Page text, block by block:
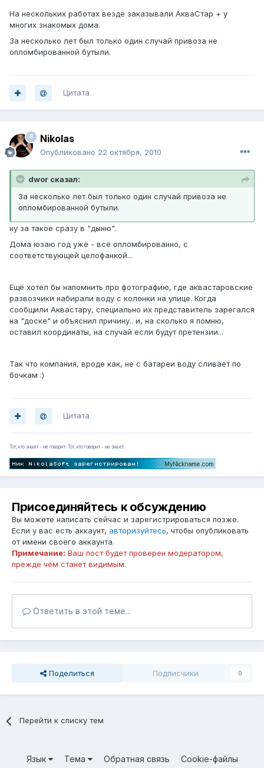
На нескольких работах везде заказывали АкваСтар + у
многих знакомых дома.
За несколько лет был только один случай привоза не
опломбированной бутыли.
Цитата
Nikolas
Опубликовано 22 октября, 2010
dwor сказал:
За несколько лет был только один случай привоза не
опломбированной бутыли.
ну за такое сразу в "дыню".
Дома юзаю год уже - всё опломбированно, с
соответствующей целофанкой...
Ещё хотел бы напомнить про фотографию, где аквастаровские
развозчики набирали воду с колонки на улице. Когда
сообщили Аквастару, специально их представитель зарегался
на "доске" и объяснил причину.. и, на сколько я помню,
оставил координаты, на случай если будут претензии...
Так что компания, вроде как, не с батареи воду сливает по
бочкам :)
Цитата
Тот, кто знает - не говорит. Тот, кто говорит - не знает.
Присоединяйтесь к обсуждению
Вы можете написать сейчас и зарегистрироваться позже.
Если у вас есть аккаунт, авторизуйтесь, чтобы опубликовать
от имени своего аккаунта.
Примечание: Ваш пост будет проверен модератором,
прежде чем станет видимым.
Ответить в этой теме...
Поделиться Подписчики 0
Перейти к списку тем
Язык Тема Обратная связь Cookie-файлы